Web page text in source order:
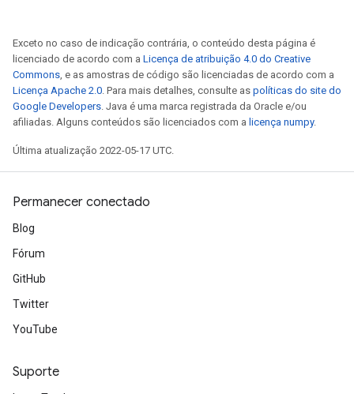
Exceto no caso de indicação contrária, o conteúdo desta página é
licenciado de acordo com a Licença de atribuição 4.0 do Creative
Commons, e as amostras de código são licenciadas de acordo com a
Licença Apache 2.0. Para mais detalhes, consulte as políticas do site do
Google Developers. Java é uma marca registrada da Oracle e/ou
afiliadas. Alguns conteúdos são licenciados com a licença numpy.
Última atualização 2022-05-17 UTC.
Permanecer conectado
Blog
Fórum
GitHub
Twitter
YouTube
Suporte